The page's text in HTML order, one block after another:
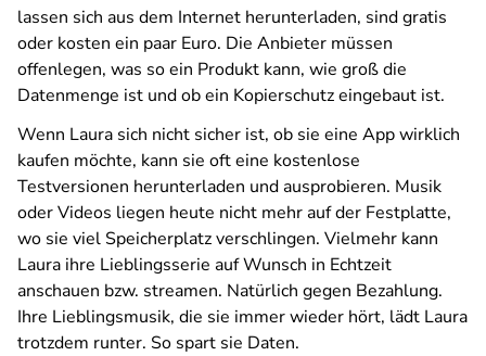
lassen sich aus dem Internet herunterladen, sind gratis
oder kosten ein paar Euro. Die Anbieter müssen
offenlegen, was so ein Produkt kann, wie groß die
Datenmenge ist und ob ein Kopierschutz eingebaut ist.
Wenn Laura sich nicht sicher ist, ob sie eine App wirklich
kaufen möchte, kann sie oft eine kostenlose
Testversionen herunterladen und ausprobieren. Musik
oder Videos liegen heute nicht mehr auf der Festplatte,
wo sie viel Speicherplatz verschlingen. Vielmehr kann
Laura ihre Lieblingsserie auf Wunsch in Echtzeit
anschauen bzw. streamen. Natürlich gegen Bezahlung.
Ihre Lieblingsmusik, die sie immer wieder hört, lädt Laura
trotzdem runter. So spart sie Daten.